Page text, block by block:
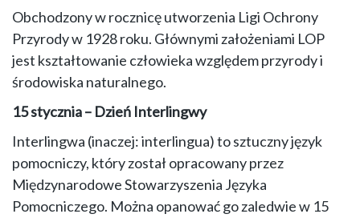
Obchodzony w rocznicę utworzenia Ligi Ochrony
Przyrody w 1928 roku. Głównymi założeniami LOP
jest kształtowanie człowieka względem przyrody i
środowiska naturalnego.
15 stycznia – Dzień Interlingwy
Interlingwa (inaczej: interlingua) to sztuczny język
pomocniczy, który został opracowany przez
Międzynarodowe Stowarzyszenia Języka
Pomocniczego. Można opanować go zaledwie w 15